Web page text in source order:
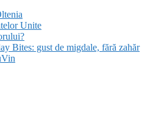
Unite
Bites: gust de migdale, fără zahăr